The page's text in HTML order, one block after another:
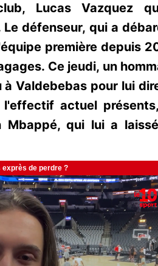
Lucas Vazquez
défenseur, qui a
première depuis
Ce jeudi, un
Valdebebas pour lui
actuel
Mbappé, qui lui a